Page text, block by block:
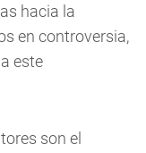
hacia la
en controversia,
este
son el